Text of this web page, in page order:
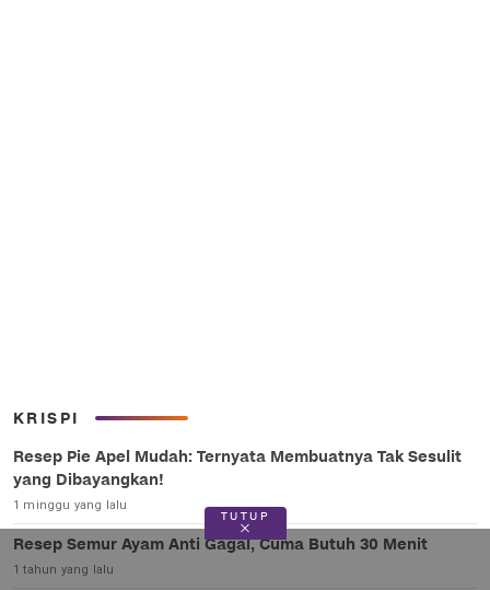
KRISPI
Resep Pie Apel Mudah: Ternyata Membuatnya Tak Sesulit
yang Dibayangkan!
1 minggu yang lalu
Resep Semur Ayam Anti Gagal, Cuma Butuh 30 Menit
1 tahun yang lalu
TUTUP